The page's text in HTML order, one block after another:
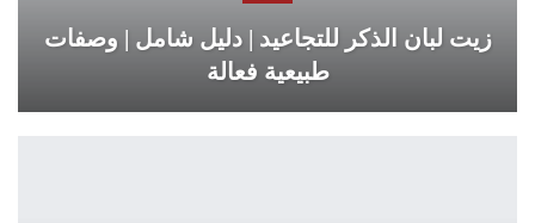
زيت لبان الذكر للتجاعيد | دليل شامل | وصفات
طبيعية فعالة